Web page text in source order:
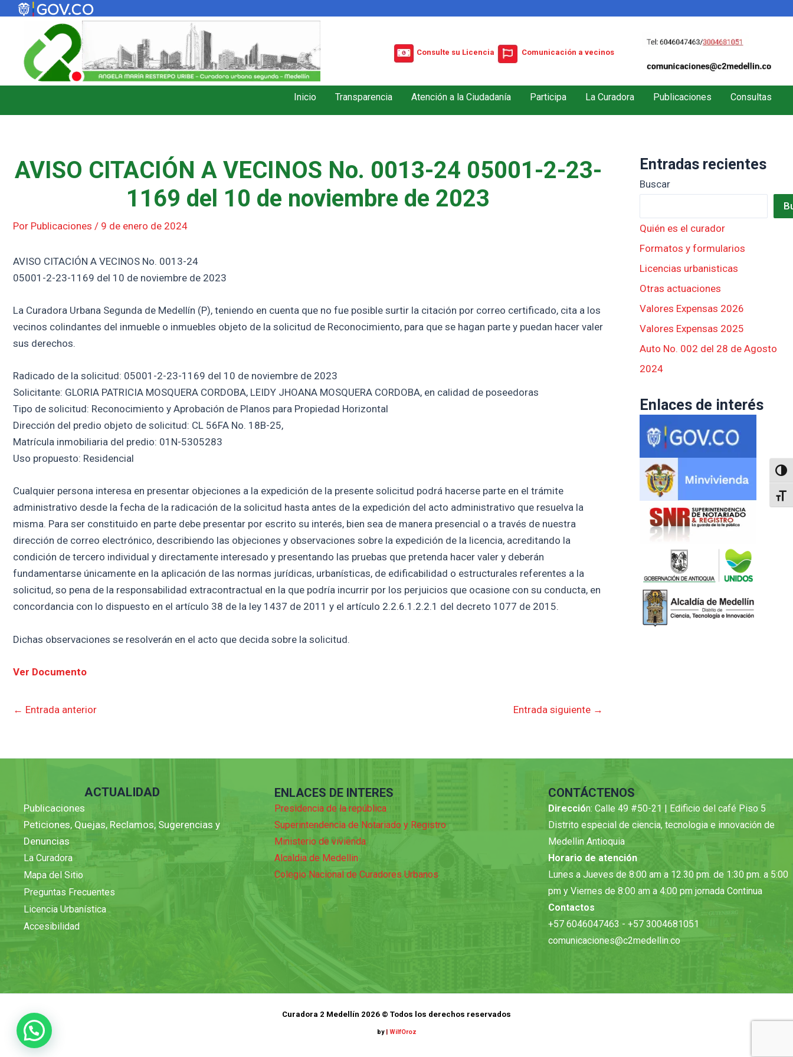
contenido
Consulte su Licencia Comunicación a vecinos
Inicio Transparencia Atención a la Ciudadanía Participa La Curadora Publicaciones Consultas
AVISO CITACIÓN A VECINOS No. 0013-24 05001-2-23-
1169 del 10 de noviembre de 2023
Por Publicaciones / 9 de enero de 2024
AVISO CITACIÓN A VECINOS No. 0013-24
05001-2-23-1169 del 10 de noviembre de 2023
La Curadora Urbana Segunda de Medellín (P), teniendo en cuenta que no fue posible surtir la citación por correo certificado, cita a los
vecinos colindantes del inmueble o inmuebles objeto de la solicitud de Reconocimiento, para que se hagan parte y puedan hacer valer
sus derechos.
Radicado de la solicitud: 05001-2-23-1169 del 10 de noviembre de 2023
Solicitante: GLORIA PATRICIA MOSQUERA CORDOBA, LEIDY JHOANA MOSQUERA CORDOBA, en calidad de poseedoras
Tipo de solicitud: Reconocimiento y Aprobación de Planos para Propiedad Horizontal
Dirección del predio objeto de solicitud: CL 56FA No. 18B-25,
Matrícula inmobiliaria del predio: 01N-5305283
Uso propuesto: Residencial
Cualquier persona interesa en presentar objeciones a la expedición de la presente solicitud podrá hacerse parte en el trámite
administrativo desde la fecha de la radicación de la solicitud hasta antes de la expedición del acto administrativo que resuelva la
misma. Para ser constituido en parte debe presentar por escrito su interés, bien sea de manera presencial o a través de nuestra
dirección de correo electrónico, describiendo las objeciones y observaciones sobre la expedición de la licencia, acreditando la
condición de tercero individual y directamente interesado y presentando las pruebas que pretenda hacer valer y deberán
fundamentarse únicamente en la aplicación de las normas jurídicas, urbanísticas, de edificabilidad o estructurales referentes a la
solicitud, so pena de la responsabilidad extracontractual en la que podría incurrir por los perjuicios que ocasione con su conducta, en
concordancia con lo dispuesto en el artículo 38 de la ley 1437 de 2011 y el artículo 2.2.6.1.2.2.1 del decreto 1077 de 2015.
Dichas observaciones se resolverán en el acto que decida sobre la solicitud.
Ver Documento
← Entrada anterior Entrada siguiente →
Entradas recientes
Buscar
Quién es el curador
Formatos y formularios
Licencias urbanisticas
Otras actuaciones
Valores Expensas 2026
Valores Expensas 2025
Auto No. 002 del 28 de Agosto
2024
Enlaces de interés
ACTUALIDAD
Publicaciones
Peticiones, Quejas, Reclamos, Sugerencias y
Denuncias
La Curadora
Mapa del Sitio
Preguntas Frecuentes
Licencia Urbanística
Accesibilidad
ENLACES DE INTERES
Presidencia de la república
Superintendencia de Notariado y Registro
Ministerio de vivienda
Alcaldia de Medellin
Colegio Nacional de Curadores Urbanos
CONTÁCTENOS
Dirección: Calle 49 #50-21 | Edificio del café Piso 5
Distrito especial de ciencia, tecnologia e innovación de
Medellin Antioquia
Horario de atención
Lunes a Jueves de 8:00 am a 12.30 pm. de 1:30 pm. a 5:00
pm y Viernes de 8:00 am a 4:00 pm jornada Continua
Contactos
+57 6046047463 - +57 3004681051
comunicaciones@c2medellin.co
Curadora 2 Medellín 2026 © Todos los derechos reservados
by| WilfOroz
1